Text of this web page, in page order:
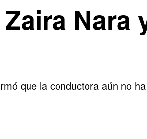
Nara
que la conductora aún no